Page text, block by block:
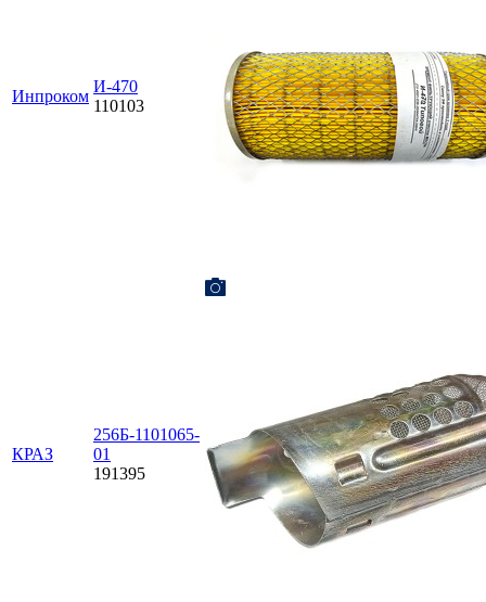
Инпроком
И-470
110103
КРАЗ
256Б-1101065-
01
191395